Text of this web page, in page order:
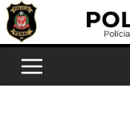
Pular
para
conteúdo